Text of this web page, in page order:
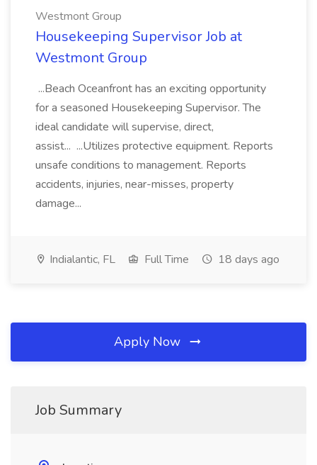
Westmont Group
Housekeeping Supervisor Job at
Westmont Group
...Beach Oceanfront has an exciting opportunity
for a seasoned Housekeeping Supervisor. The
ideal candidate will supervise, direct,
assist... ...Utilizes protective equipment. Reports
unsafe conditions to management. Reports
accidents, injuries, near-misses, property
damage...
Indialantic, FL Full Time 18 days ago
Apply Now
Job Summary